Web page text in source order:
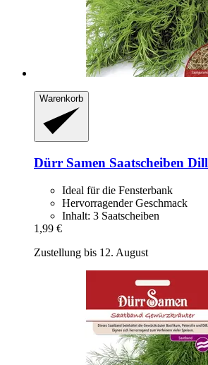
Warenkorb
Dürr Samen Saatscheiben Dill
Ideal für die Fensterbank
Hervorragender Geschmack
Inhalt: 3 Saatscheiben
1,99 €
Zustellung bis 12. August